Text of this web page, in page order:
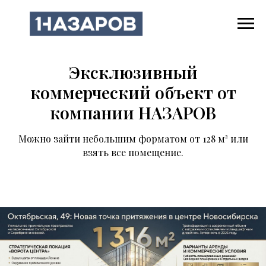
Эксклюзивный
коммерческий объект от
компании НАЗАРОВ
Можно зайти небольшим форматом от 128 м² или
взять все помещение.